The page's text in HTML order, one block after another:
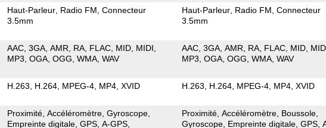
Haut-Parleur Radio FM Connecteur
3.5mm
Haut-Parleur Radio FM Connecteur
3.5mm
AAC 3GA AMR RA FLAC MID MIDI
MP3 OGA OGG WMA WAV
AAC 3GA AMR RA FLAC MID
MP3 OGA OGG WMA WAV
H.263 H.264 MPEG-4 MP4 XVID H.263 H.264 MPEG-4 MP4 XVID
Proximité Accéléromètre Gyroscope
Empreinte digitale GPS A-GPS
Proximité Accéléromètre Boussole
Gyroscope Empreinte digitale GPS